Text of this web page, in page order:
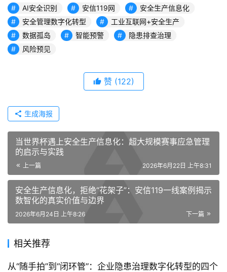
AI安全识别 安信119网
安全生产信息化
安全管理数字化转型
工业互联网+安全生产
数据孤岛
智能预警
隐患排查治理
风险预见
赞 (122)
生成海报
当世界杯遇上安全生产信息化：超大规模赛事应急管理
的启示与实践
上一篇 2026年6月22日 上午8:31
安全生产信息化，拒绝“花架子”：安信119一线案例揭示
数智化的真实价值与边界
下一篇
2026年6月24日 上午8:26
相关推荐
从“随手拍”到“闭环管”：企业隐患治理数字化转型的四个